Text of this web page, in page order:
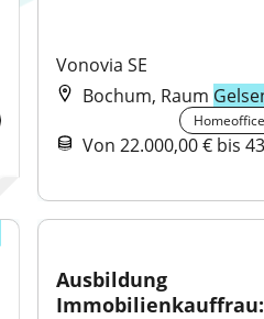
Vonovia SE
Bochum, Raum
Homeoffice
Von 22.000,00 € bis
Ausbildung